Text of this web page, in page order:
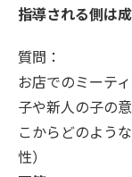
指導される側は
質問：
お店でのミーテ
子や新人の子の
こからどのよう
性）